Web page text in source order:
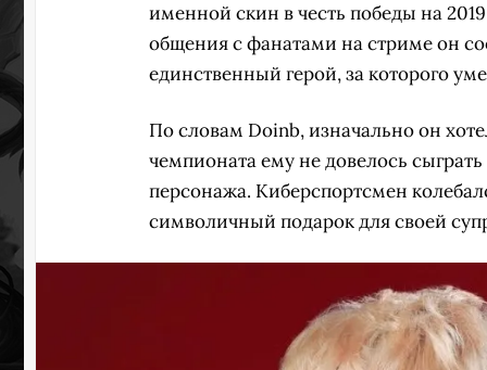
именной скин в честь победы на
общения с фанатами на стриме он
единственный герой, за которого
По словам Doinb, изначально он
чемпионата ему не довелось
персонажа. Киберспортсмен
символичный подарок для своей